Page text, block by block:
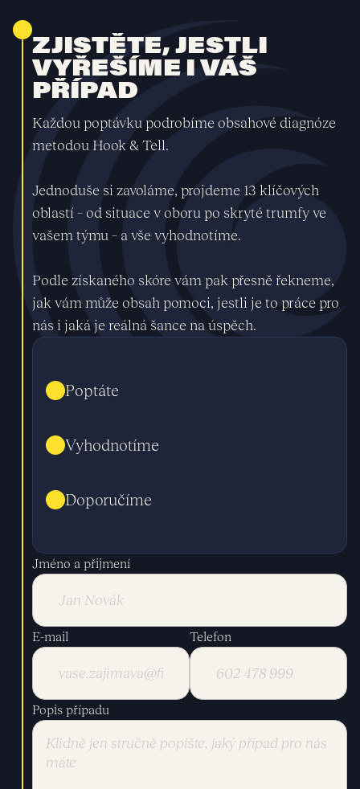
ZJISTĚTE, JESTLI
VYŘEŠÍME I VÁŠ
PŘÍPAD
Každou poptávku podrobíme obsahové diagnóze
metodou Hook & Tell.
Jednoduše si zavoláme, projdeme 13 klíčových
oblastí – od situace v oboru po skryté trumfy ve
vašem týmu – a vše vyhodnotíme.
Podle získaného skóre vám pak přesně řekneme,
jak vám může obsah pomoci, jestli je to práce pro
nás i jaká je reálná šance na úspěch.
Poptáte
Vyhodnotíme
Doporučíme
Jméno a přijmení
E-mail Telefon
Popis případu